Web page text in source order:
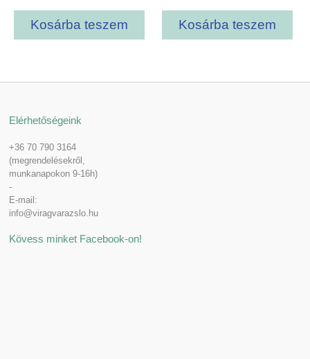
Kosárba teszem Kosárba teszem
Elérhetőségeink
+36 70 790 3164
(megrendelésekről,
munkanapokon 9-16h)
-
E-mail:
info@viragvarazslo.hu
Kövess minket Facebook-on!